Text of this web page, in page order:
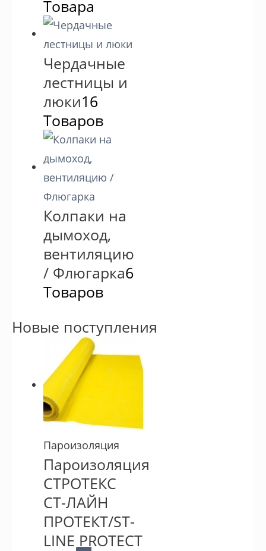
Товара
Чердачные
лестницы и
люки16
Товаров
Колпаки на
дымоход,
вентиляцию
/ Флюгарка6
Товаров
Новые поступления
Пароизоляция
Пароизоляция
СТРОТЕКС
СТ-ЛАЙН
ПРОТЕКТ/ST-
LINE PROTECT